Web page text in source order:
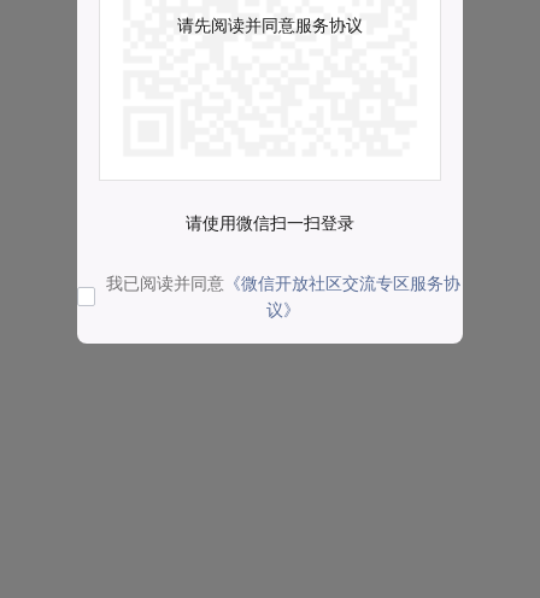
请先阅读并同意服务协议
请使用微信扫一扫登录
我已阅读并同意 《微信开放社区交流专区服务协
议》